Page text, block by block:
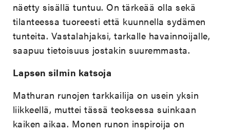
näetty sisällä tuntuu. On tärkeää olla sekä
tilanteessa tuoreesti että kuunnella sydämen
tunteita. Vastalahjaksi, tarkalle havainnoijalle,
saapuu tietoisuus jostakin suuremmasta.
Lapsen silmin katsoja
Mathuran runojen tarkkailija on usein yksin
liikkeellä, muttei tässä teoksessa suinkaan
kaiken aikaa. Monen runon inspiroija on